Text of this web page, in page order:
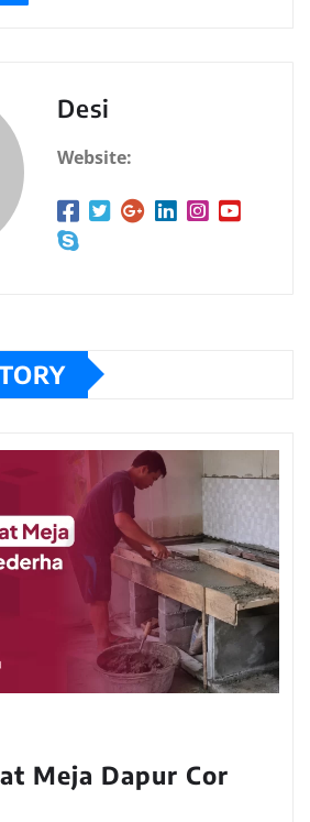
Desi
Website:
Meja Dapur Cor